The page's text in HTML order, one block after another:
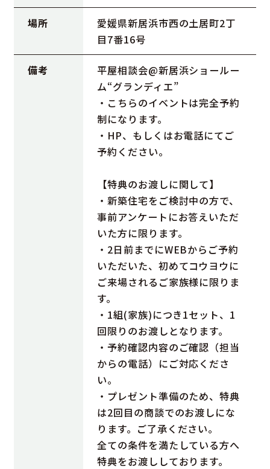
場所
愛媛県新居浜市西の土居町2丁
目7番16号
備考
平屋相談会@新居浜ショールー
ム“グランディエ”
・こちらのイベントは完全予約
制になります。
・HP、もしくはお電話にてご
予約ください。
【特典のお渡しに関して】
・新築住宅をご検討中の方で、
事前アンケートにお答えいただ
いた方に限ります。
・2日前までにWEBからご予約
いただいた、初めてコウヨウに
ご来場されるご家族様に限りま
す。
・1組(家族)につき1セット、1
回限りのお渡しとなります。
・予約確認内容のご確認（担当
からの電話）にご対応くださ
い。
・プレゼント準備のため、特典
は2回目の商談でのお渡しにな
ります。ご了承ください。
全ての条件を満たしている方へ
特典をお渡ししております。